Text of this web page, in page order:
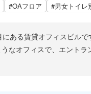
#OAフロア #男女トイレ
ある賃貸オフィスビル
なオフィスで、エント